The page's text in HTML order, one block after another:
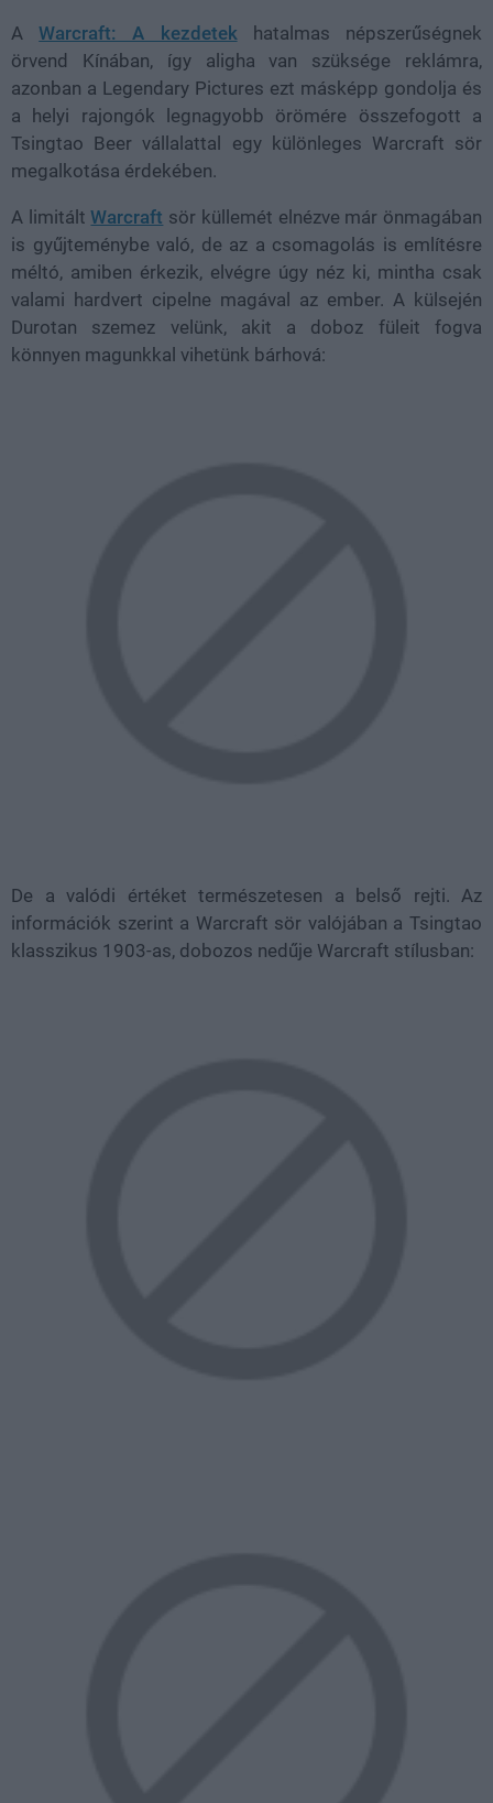
AWarcraft: A kezdetekhatalmas népszerűségnek
örvend Kínában, így aligha van szüksége reklámra,
azonban a Legendary Pictures ezt másképp gondolja és
a helyi rajongók legnagyobb örömére összefogott a
Tsingtao Beer vállalattal egy különleges Warcraft sör
megalkotása érdekében.
A limitáltWarcraft sör küllemét elnézve már önmagában
is gyűjteménybe való, de az a csomagolás is említésre
méltó, amiben érkezik, elvégre úgy néz ki, mintha csak
valami hardvert cipelne magával az ember. A külsején
Durotan szemez velünk, akit a doboz füleit fogva
könnyen magunkkal vihetünk bárhová:
De a valódi értéket természetesen a belső rejti. Az
információk szerint a Warcraft sör valójában a Tsingtao
klasszikus 1903-as, dobozos nedűje Warcraft stílusban: